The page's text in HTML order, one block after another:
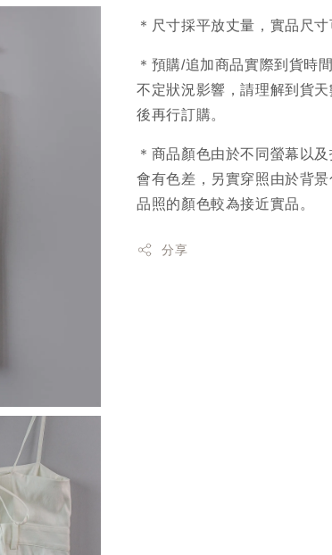
＊尺寸採平放丈量，實品尺
＊預購/追加商品實際到貨時
不定狀況影響，請理解到貨
後再行訂購。
＊商品顏色由於不同螢幕以
會有色差，另實穿照由於背
品照的顏色較為接近實品。
分享